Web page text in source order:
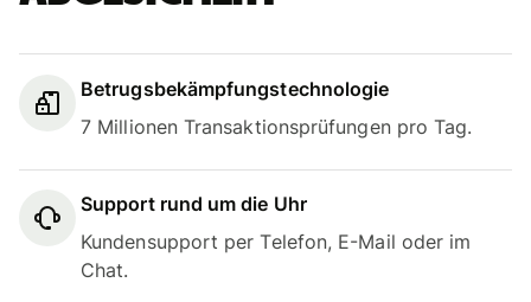
Betrugsbekämpfungstechnologie
7 Millionen Transaktionsprüfungen pro Tag.
Support rund um die Uhr
Kundensupport per Telefon, E-Mail oder im
Chat.